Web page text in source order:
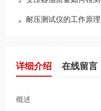
耐压测试仪的工作原理
详细介绍 在线留言
概述